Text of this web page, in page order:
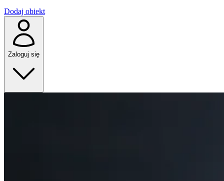
Dodaj obiekt
Zaloguj się